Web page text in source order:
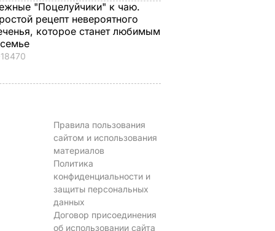
"Поцелуйчики" к чаю.
рецепт невероятного
которое станет любимым
18470
Правила пользования
сайтом и использования
материалов
Политика
конфиденциальности и
защиты персональных
данных
Договор присоединения
об использовании сайта